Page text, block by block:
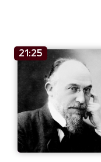
21:25